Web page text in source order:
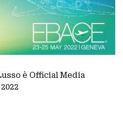
è Official Media